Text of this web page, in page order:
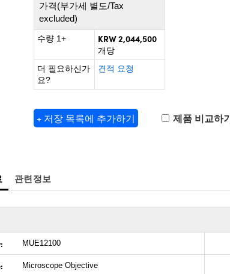
가격(부가세 별도/Tax
excluded)
수량 1+ KRW 2,044,500
개당
더 필요하신가
요?
견적 요청
+ 저장 목록에 추가하기 제품 비교하기
관련정보
MUE12100
Microscope Objective